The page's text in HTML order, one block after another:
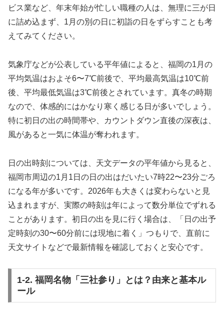
ビス業など、年末年始が忙しい職種の人は、無理に三が日
に詰め込まず、1月の別の日に初詣の日をずらすことも考
えてみてください。
気象庁などが公表している平年値によると、福岡の1月の
平均気温はおよそ6〜7℃前後で、平均最高気温は10℃前
後、平均最低気温は3℃前後とされています。真冬の時期
なので、体感的にはかなり寒く感じる日が多いでしょう。
特に初日の出の時間帯や、カウントダウン直後の深夜は、
風があると一気に体温が奪われます。
日の出時刻については、天文データの平年値から見ると、
福岡市周辺の1月1日の日の出はだいたい7時22〜23分ごろ
になる年が多いです。2026年も大きくは変わらないと見
込まれますが、実際の時刻は年によって数分単位でずれる
ことがあります。初日の出を見に行く場合は、「日の出予
定時刻の30〜60分前には現地に着く」つもりで、直前に
天文サイトなどで最新情報を確認しておくと安心です。
1-2. 福岡名物「三社参り」とは？由来と基本ル
ール